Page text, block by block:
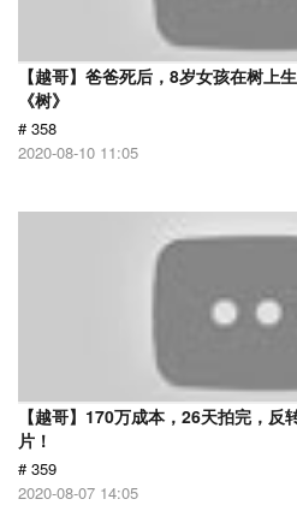
【越哥】爸爸死后，8岁女孩在树上
《树》
# 358
2020-08-10 11:05
【越哥】170万成本，26天拍完，
片！
# 359
2020-08-07 14:05